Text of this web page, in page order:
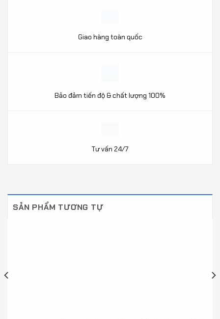
Giao hàng toàn quốc
Bảo đảm tiến độ & chất lượng 100%
Tư vấn 24/7
SẢN PHẨM TƯƠNG TỰ